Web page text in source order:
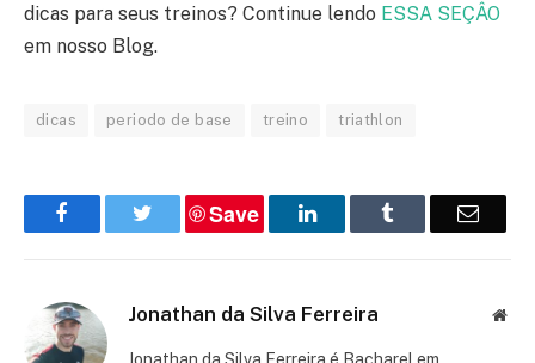
dicas para seus treinos? Continue lendo ESSA SEÇÂO
em nosso Blog.
dicas periodo de base treino triathlon
FacebookTwitterSave LinkedIn Email
Jonathan da Silva Ferreira